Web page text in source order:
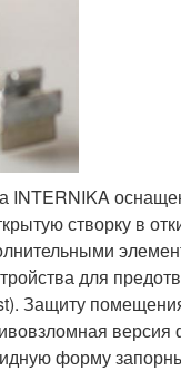
INTERNIKA
створку в
для
Защиту
форму